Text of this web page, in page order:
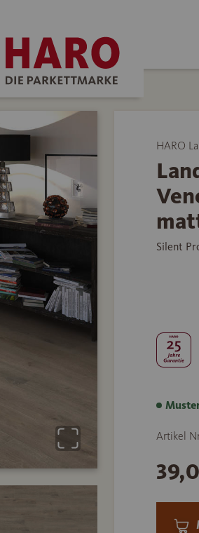
HARO
Silent
Artikel